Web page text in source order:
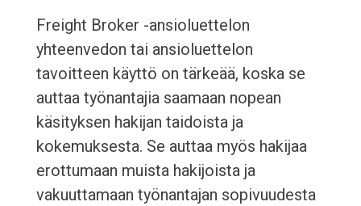
Freight Broker -ansioluettelon
yhteenvedon tai ansioluettelon
tavoitteen käyttö on tärkeää, koska se
auttaa työnantajia saamaan nopean
käsityksen hakijan taidoista ja
kokemuksesta. Se auttaa myös hakijaa
erottumaan muista hakijoista ja
vakuuttamaan työnantajan sopivuudesta